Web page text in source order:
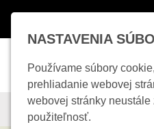
KAMEROVÉ SYSTÉMY
NASTAVENIA
Používame súbory
prehliadanie webovej
webovej stránky
použiteľnosť.